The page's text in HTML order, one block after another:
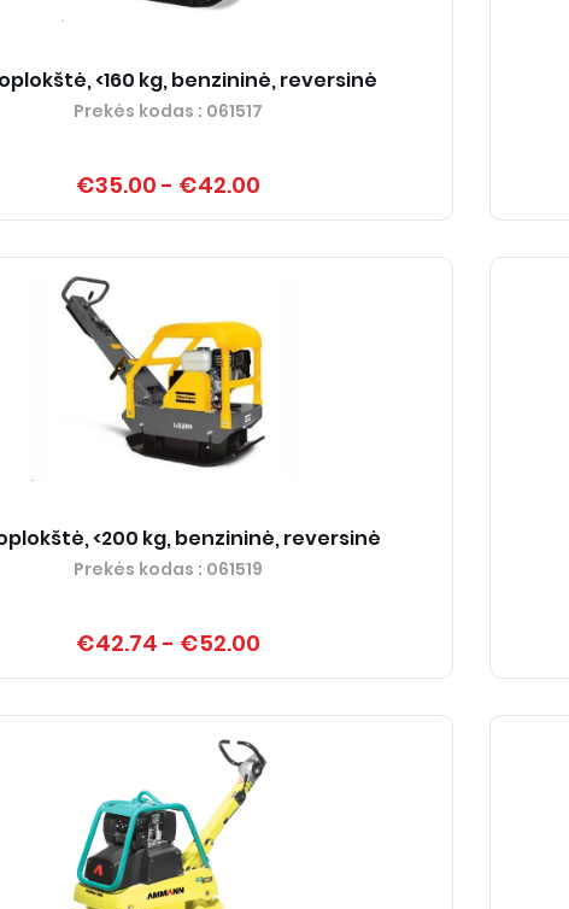
<160 kg, benzininė, reversinė
Prekės kodas : 061517
€35.00 - €42.00
<200 kg, benzininė, reversinė
Prekės kodas : 061519
€42.74 - €52.00